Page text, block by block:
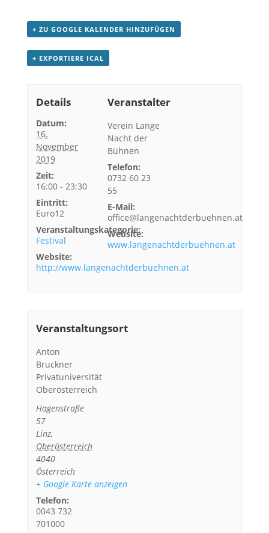
+ ZU GOOGLE KALENDER HINZUFÜGEN
+ EXPORTIERE ICAL
Details
Datum:
16.
November
2019
Zeit:
16:00 - 23:30
Eintritt:
Euro12
Veranstaltungskategorie:
Festival
Website:
http://www.langenachtderbuehnen.at
Veranstalter
Verein Lange
Nacht der
Bühnen
Telefon:
0732 60 23
55
E-Mail:
office@langenachtderbuehnen.at
Website:
www.langenachtderbuehnen.at
Veranstaltungsort
Anton
Bruckner
Privatuniversität
Oberösterreich
Hagenstraße
57
Linz,
Oberösterreich
4040
Österreich
+ Google Karte anzeigen
Telefon:
0043 732
701000